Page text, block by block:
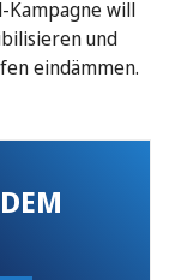
Kampagne will
und
eindämmen.